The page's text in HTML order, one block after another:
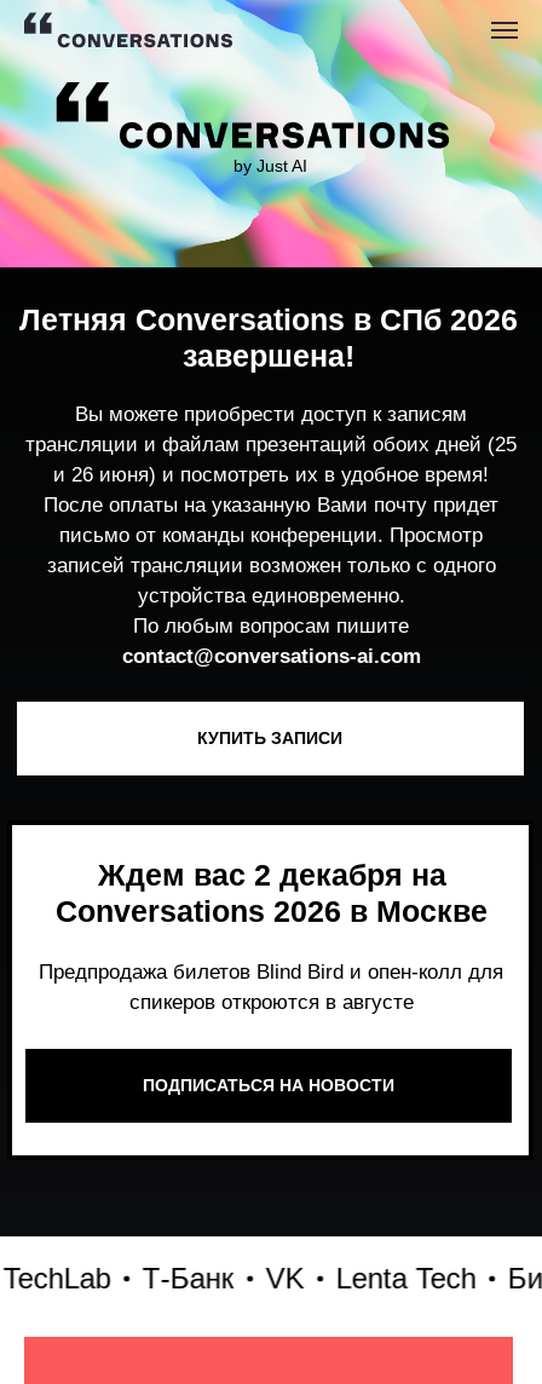
by Just AI
трансляции и файлам презентаций обоих дней (25
После оплаты на указанную Вами почту придет
записей трансляции возможен только с одного
устройства единовременно.
По любым вопросам пишите
contact@conversations-ai.co m
Летняя Conversations в СПб 2026
завершена!
Ждем вас 2 декабря на
Conversations 2026 в Москве
ПОДПИСАТЬСЯ НА НОВОСТИ
Т-Банк VK Lenta Tech
Место, где можно получить честный,
работает и формирует рынок генеративного